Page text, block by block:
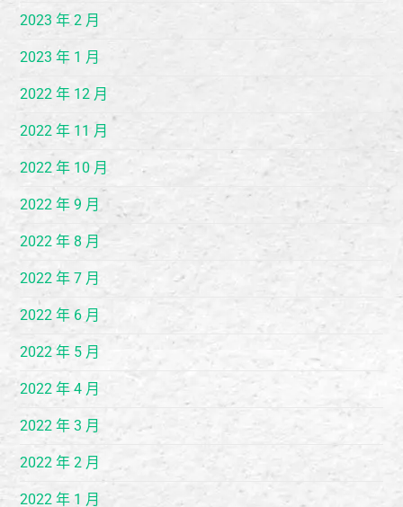
2023 年 2 月
2023 年 1 月
2022 年 12 月
2022 年 11 月
2022 年 10 月
2022 年 9 月
2022 年 8 月
2022 年 7 月
2022 年 6 月
2022 年 5 月
2022 年 4 月
2022 年 3 月
2022 年 2 月
2022 年 1 月